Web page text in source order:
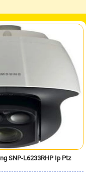
SNP-L6233RHP Ip Ptz